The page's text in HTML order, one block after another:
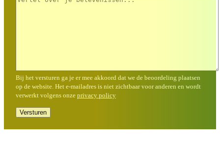
Bij het versturen ga je er mee akkoord dat we de beoordeling plaatsen
op de website. Het e-mailadres is niet zichtbaar voor anderen en wordt
verwerkt volgens onze privacy policy
Versturen